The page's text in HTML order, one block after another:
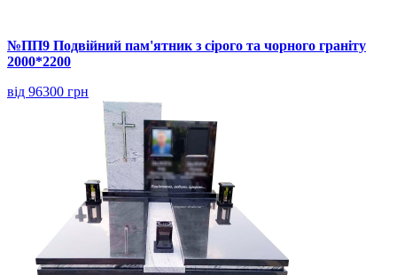
№ПП9 Подвійний пам'ятник з сірого та чорного граніту
2000*2200
від 96300 грн